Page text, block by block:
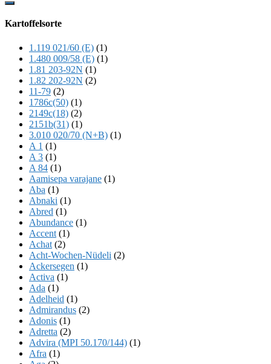
Show
Content
Kartoffelsorte
1.119 021/60 (E) (1)
1.480 009/58 (E) (1)
1.81 203-92N (1)
1.82 202-92N (2)
11-79 (2)
1786c(50) (1)
2149c(18) (2)
2151b(31) (1)
3.010 020/70 (N+B) (1)
A 1 (1)
A 3 (1)
A 84 (1)
Aamisepa varajane (1)
Aba (1)
Abnaki (1)
Abred (1)
Abundance (1)
Accent (1)
Achat (2)
Acht-Wochen-Nüdeli (2)
Ackersegen (1)
Activa (1)
Ada (1)
Adelheid (1)
Admirandus (2)
Adonis (1)
Adretta (2)
Advira (MPI 50.170/144) (1)
Afra (1)